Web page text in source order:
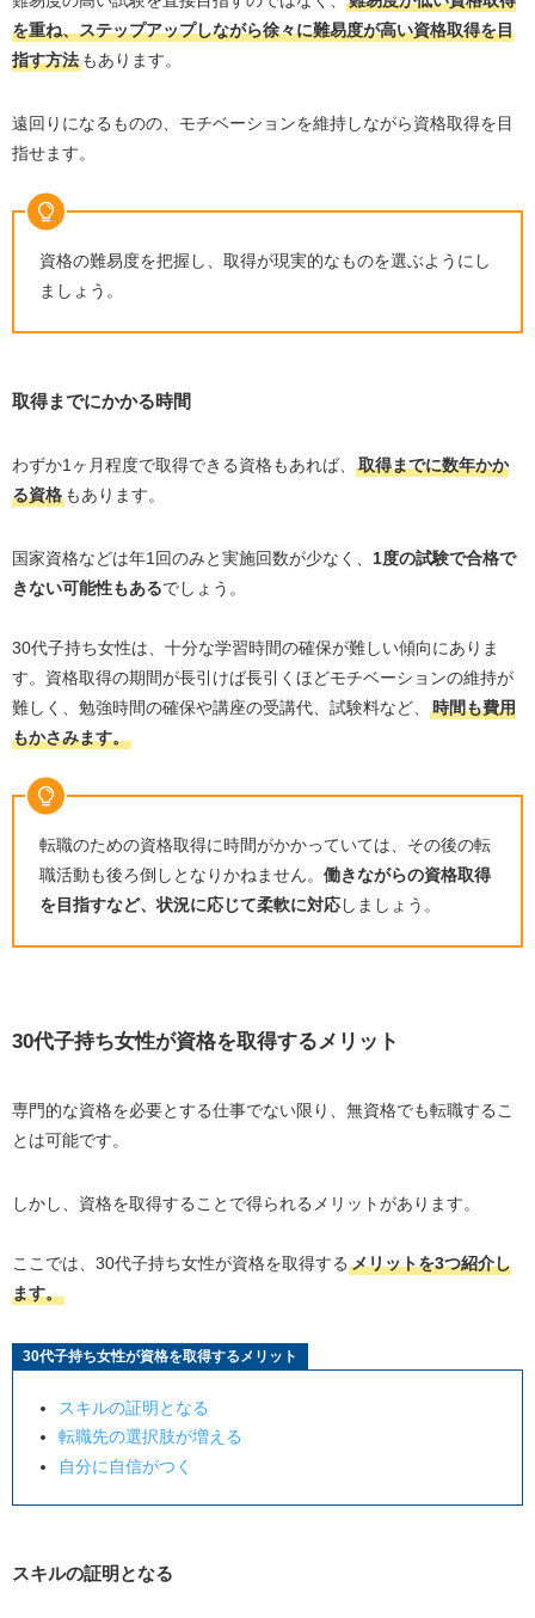
を重ね、ステップアップしながら徐々に難易度が高い資格取得を目
指す方法もあります。
遠回りになるものの、モチベーションを維持しながら資格取得を目
指せます。
資格の難易度を把握し、取得が現実的なものを選ぶようにし
ましょう。
取得までにかかる時間
わずか1 ヶ月程度で取得できる資格もあれば、
取得までに数年かか
る資格もあります。
国家資格などは年1 回のみと実施回数が少なく、 1度の試験で合格で
きない可能性もあるでしょう。
30代子持ち女性は、十分な学習時間の確保が難しい傾向にありま
す。資格取得の期間が長引けば長引くほどモチベーションの維持が
難しく、勉強時間の確保や講座の受講代、試験料など、
時間も費用
もかさみます。
転職のための資格取得に時間がかかっていては、その後の転
職活動も後ろ倒しとなりかねません。 働きながらの資格取得
を目指すなど、状況に応じて柔軟に対応しましょう。
30代子持ち女性が資格を取得するメリット
専門的な資格を必要とする仕事でない限り、無資格でも転職するこ
とは可能です。
しかし、資格を取得することで得られるメリットがあります。
ここでは、 30代子持ち女性が資格を取得する メリットを3つ紹介し
ます。
30代子持ち女性が資格を取得するメリット
スキルの証明となる
転職先の選択肢が増える
自分に自信がつく
スキルの証明となる